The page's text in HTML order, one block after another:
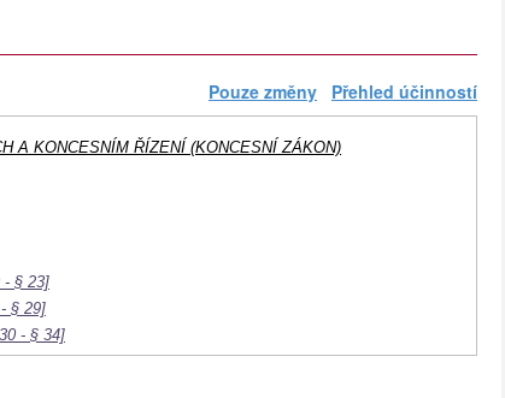
Pouze změny Přehled účinností
A KONCESNÍM ŘÍZENÍ (KONCESNÍ ZÁKON)
- § 23]
§ 29]
- § 34]